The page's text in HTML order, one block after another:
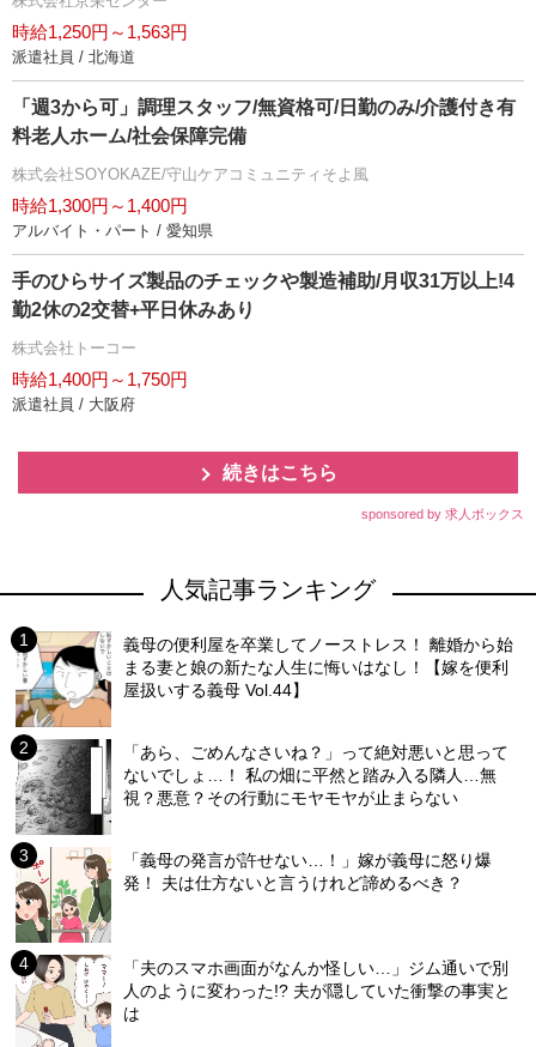
時給1,250円～1,563円
派遣社員 / 北海道
「週3から可」調理スタッフ/無資格可/日勤のみ/介護付き有
料老人ホーム/社会保障完備
株式会社SOYOKAZE/守山ケアコミュニティそよ風
時給1,300円～1,400円
アルバイト・パート / 愛知県
手のひらサイズ製品のチェックや製造補助/月収31万以上!4
勤2休の2交替+平日休みあり
株式会社トーコー
時給1,400円～1,750円
派遣社員 / 大阪府
続きはこちら
sponsored by 求人ボックス
人気記事ランキング
義母の便利屋を卒業してノーストレス！ 離婚から始
まる妻と娘の新たな人生に悔いはなし！【嫁を便利
屋扱いする義母 Vol.44】
「あら、ごめんなさいね？」って絶対悪いと思って
ないでしょ…！ 私の畑に平然と踏み入る隣人…無
視？悪意？その行動にモヤモヤが止まらない
「義母の発言が許せない…！」嫁が義母に怒り爆
発！ 夫は仕方ないと言うけれど諦めるべき？
「夫のスマホ画面がなんか怪しい…」ジム通いで別
人のように変わった!? 夫が隠していた衝撃の事実と
は